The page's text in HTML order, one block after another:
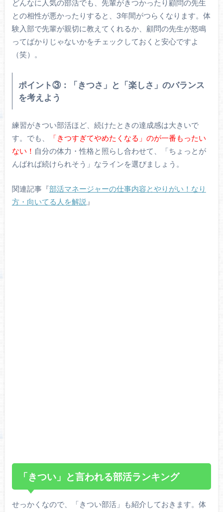
どんなに人気の部活でも、先輩がきつかったり顧問の先生
との相性が悪かったりすると、3年間がつらくなります。体
験入部で先輩が親切に教えてくれるか、顧問の先生が怒鳴
ってばかりじゃないかをチェックしておくと安心ですよ
（笑）。
ポイント③：「きつさ」と「楽しさ」のバランス
を考えよう
練習がきつい部活ほど、続けたときの達成感は大きいで
す。でも、
「きつすぎてやめたくなる」のが一番もったい
ない！ 自分の体力・性格と照らし合わせて、「ちょっとが
んばれば続けられそう」なラインを選びましょう。
関連記事『部活マネージャーの仕事内容とやりがい！なり
方・向いてる人を解説 』
「きつい」と言われる部活ランキング
せっかくなので、「きつい部活」も紹介しておきます。体